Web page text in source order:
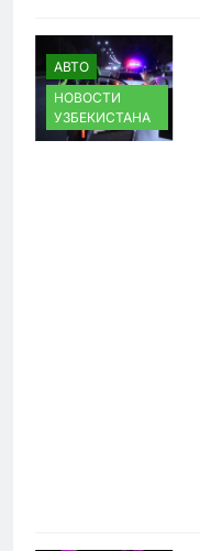
АВТО
НОВОСТИ
УЗБЕКИСТАНА